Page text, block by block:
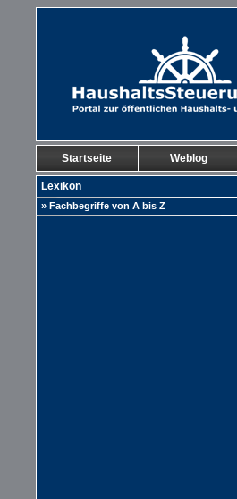
Startseite Weblog
Lexikon
» Fachbegriffe von A bis Z